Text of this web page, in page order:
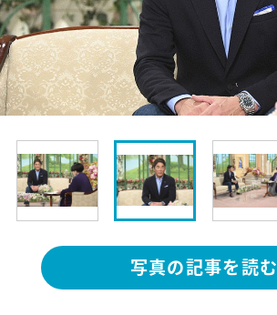
写真の記事を読む